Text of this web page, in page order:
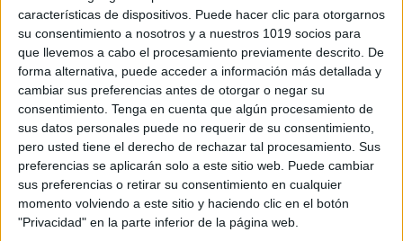
características de dispositivos. Puede hacer clic para otorgarnos
su consentimiento a nosotros y a nuestros 1019 socios para
que llevemos a cabo el procesamiento previamente descrito. De
forma alternativa, puede acceder a información más detallada y
cambiar sus preferencias antes de otorgar o negar su
consentimiento. Tenga en cuenta que algún procesamiento de
sus datos personales puede no requerir de su consentimiento,
pero usted tiene el derecho de rechazar tal procesamiento. Sus
preferencias se aplicarán solo a este sitio web. Puede cambiar
sus preferencias o retirar su consentimiento en cualquier
momento volviendo a este sitio y haciendo clic en el botón
"Privacidad" en la parte inferior de la página web.
Publicado el 8 agosto, 2020
Intrusos de rimas. Material para trabajar habilidades
pre-lectoras. Para jugar, presentamos una tarjeta al
peque. Él o ella deberá decir en voz alta el nombre de
los tres dibujos, e […]
SEGUIR LEYENDO